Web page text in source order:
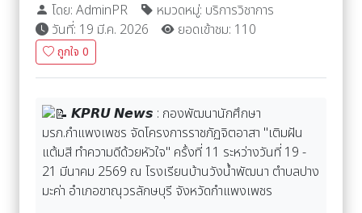
โดย: AdminPR
หมวดหมู่: บริการวิชาการ
วันที่: 19 มี.ค. 2026
ยอดเข้าชม: 110
ถูกใจ 0
𝙆𝙋𝙍𝙐 𝙉𝙚𝙬𝙨 : กองพัฒนานักศึกษา
มรภ.กำแพงเพชร จัดโครงการราชภัฏจิตอาสา "เติมฝัน
แต้มสี ทำความดีด้วยหัวใจ" ครั้งที่ 11 ระหว่างวันที่ 19 -
21 มีนาคม 2569 ณ โรงเรียนบ้านวังน้ำพัฒนา ตำบลปาง
มะค่า อำเภอขาณุวรลักษบุรี จังหวัดกำแพงเพชร